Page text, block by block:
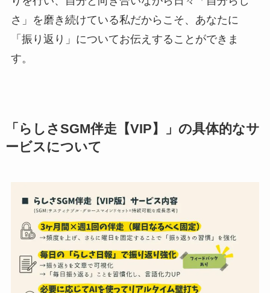
さ」を磨き続けている私だからこそ、あなたに
「振り返り」についてお伝えすることができま
す。
「らしさSGM伴走【VIP】」の具体的なサ
ービスについて